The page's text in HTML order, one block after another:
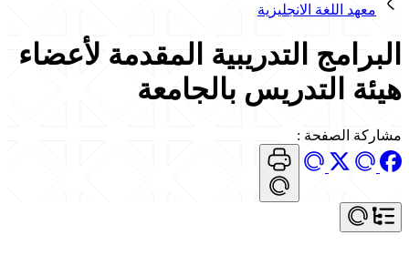
معهد اللغة الانجليزية
البرامج التدريبية المقدمة لأعضاء
هيئة التدريس بالجامعة
مشاركة الصفحة :